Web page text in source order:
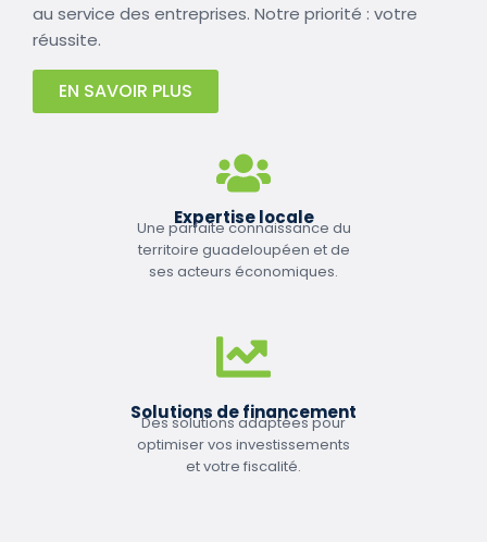
au service des entreprises. Notre priorité : votre
réussite.
EN SAVOIR PLUS
Expertise locale
Une parfaite connaissance du
territoire guadeloupéen et de
ses acteurs économiques.
Solutions de financement
Des solutions adaptées pour
optimiser vos investissements
et votre fiscalité.